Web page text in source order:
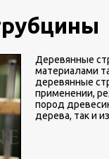
Деревянные
материалами
деревянные
применении,
пород
дерева, так и